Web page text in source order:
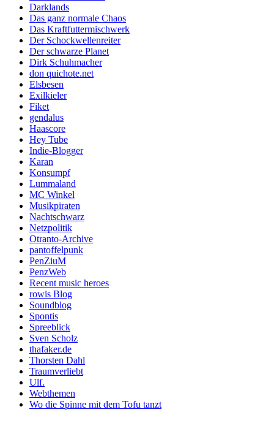
Darklands
Das ganz normale Chaos
Das Kraftfuttermischwerk
Der Schockwellenreiter
Der schwarze Planet
Dirk Schuhmacher
don quichote.net
Elsbesen
Exilkieler
Fiket
gendalus
Haascore
Hey Tube
Indie-Blogger
Karan
Konsumpf
Lummaland
MC Winkel
Musikpiraten
Nachtschwarz
Netzpolitik
Otranto-Archive
pantoffelpunk
PenZiuM
PenzWeb
Recent music heroes
rowis Blog
Soundblog
Spontis
Spreeblick
Sven Scholz
thafaker.de
Thorsten Dahl
Traumverliebt
Ulf.
Webthemen
Wo die Spinne mit dem Tofu tanzt